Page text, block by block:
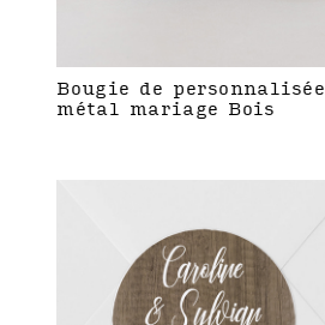
Bougie de personnalisée
métal mariage Bois